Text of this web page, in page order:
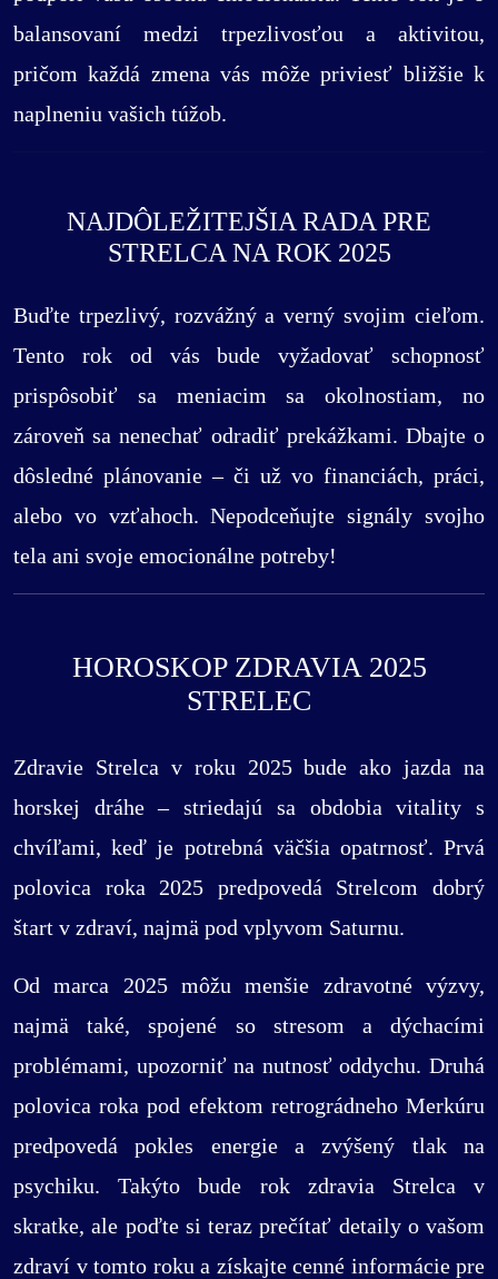
balansovaní medzi trpezlivosťou a aktivitou,
pričom každá zmena vás môže priviesť bližšie k
naplneniu vašich túžob.
NAJDÔLEŽITEJŠIA RADA PRE
STRELCA NA ROK 2025
Buďte trpezlivý, rozvážný a verný svojim cieľom.
Tento rok od vás bude vyžadovať schopnosť
prispôsobiť sa meniacim sa okolnostiam, no
zároveň sa nenechať odradiť prekážkami. Dbajte o
dôsledné plánovanie – či už vo financiách, práci,
alebo vo vzťahoch. Nepodceňujte signály svojho
tela ani svoje emocionálne potreby!
HOROSKOP ZDRAVIA 2025
STRELEC
Zdravie Strelca v roku 2025 bude ako jazda na
horskej dráhe – striedajú sa obdobia vitality s
chvíľami, keď je potrebná väčšia opatrnosť. Prvá
polovica roka 2025 predpovedá Strelcom dobrý
štart v zdraví, najmä pod vplyvom Saturnu.
Od marca 2025 môžu menšie zdravotné výzvy,
najmä také, spojené so stresom a dýchacími
problémami, upozorniť na nutnosť oddychu. Druhá
polovica roka pod efektom retrográdneho Merkúru
predpovedá pokles energie a zvýšený tlak na
psychiku. Takýto bude rok zdravia Strelca v
skratke, ale poďte si teraz prečítať detaily o vašom
zdraví v tomto roku a získajte cenné informácie pre